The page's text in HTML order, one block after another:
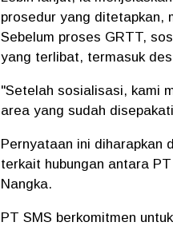
prosedur yang ditetapkan,
Sebelum proses GRTT,
yang terlibat, termasuk
"Setelah sosialisasi, kami
area yang sudah
Pernyataan ini diharapkan
terkait hubungan antara
Nangka.
PT SMS berkomitmen